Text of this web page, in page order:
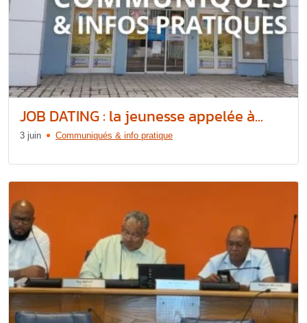
JOB DATING : la jeunesse appelée à...
3 juin Communiqués & info pratique